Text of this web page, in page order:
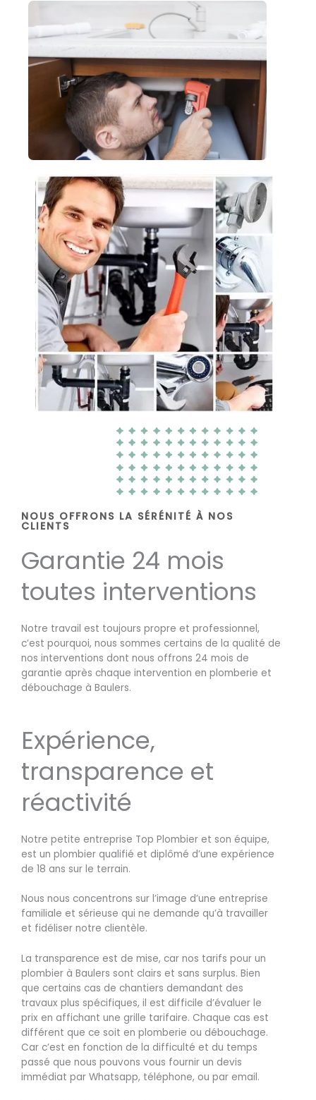
NOUS OFFRONS LA SÉRÉNITÉ À NOS
CLIENTS
Garantie 24 mois
toutes interventions
Notre travail est toujours propre et professionnel,
c’est pourquoi, nous sommes certains de la qualité de
nos interventions dont nous offrons 24 mois de
garantie après chaque intervention en plomberie et
débouchage à Baulers.
Expérience,
transparence et
réactivité
Notre petite entreprise Top Plombier et son équipe,
est un plombier qualifié et diplômé d’une expérience
de 18 ans sur le terrain.
Nous nous concentrons sur l’image d’une entreprise
familiale et sérieuse qui ne demande qu’à travailler
et fidéliser notre clientèle.
La transparence est de mise, car nos tarifs pour un
plombier à Baulers sont clairs et sans surplus. Bien
que certains cas de chantiers demandant des
travaux plus spécifiques, il est difficile d’évaluer le
prix en affichant une grille tarifaire. Chaque cas est
différent que ce soit en plomberie ou débouchage.
Car c’est en fonction de la difficulté et du temps
passé que nous pouvons vous fournir un devis
immédiat par Whatsapp, téléphone, ou par email.